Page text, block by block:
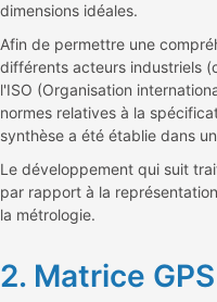
dimensions idéales.
Afin de permettre une
différents acteurs industriels
l'ISO (Organisation
normes relatives à la
synthèse a été établie dans
Le développement qui suit
par rapport à la
la métrologie.
2. Matrice GPS